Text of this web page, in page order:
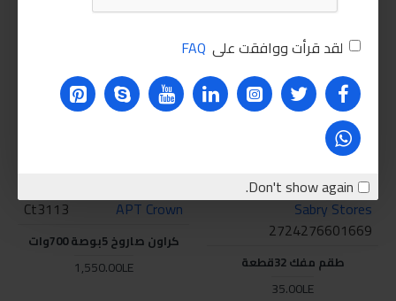
لقد قرأت ووافقت على FAQ
Don't show again.
للاسف غير متوفر حاليا
Sabry Stores
2724276601669
طقم مفك 32قطعة
35.00LE
APT Crown
Ct3113
كراون صاروخ 5بوصة 700وات
1,550.00LE